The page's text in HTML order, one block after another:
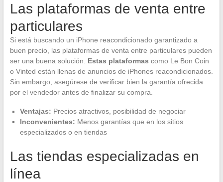
Las plataformas de venta entre
particulares
Si está buscando un iPhone reacondicionado garantizado a
buen precio, las plataformas de venta entre particulares pueden
ser una buena solución. Estas plataformas como Le Bon Coin
o Vinted están llenas de anuncios de iPhones reacondicionados.
Sin embargo, asegúrese de verificar bien la garantía ofrecida
por el vendedor antes de finalizar su compra.
Ventajas: Precios atractivos, posibilidad de negociar
Inconvenientes: Menos garantías que en los sitios
especializados o en tiendas
Las tiendas especializadas en
línea